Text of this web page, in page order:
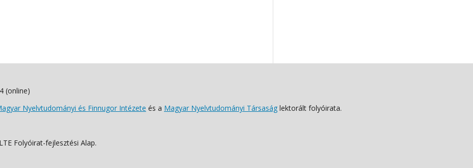
(online)
Nyelvtudományi és Finnugor Intézete és a Magyar Nyelvtudományi Társaság lektorált folyóirata.
Folyóirat-fejlesztési Alap.